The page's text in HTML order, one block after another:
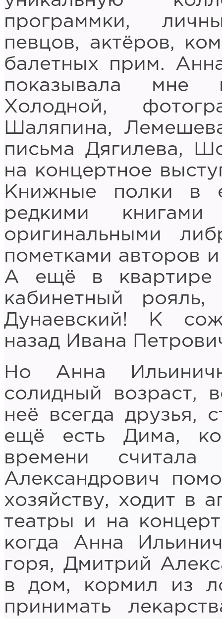
программки,
певцов, актёров,
балетных прим.
показывала мне
Холодной,
Шаляпина,
письма Дягилева,
на концертное
Книжные полки в
редкими
оригинальными
пометками авторов
А ещё в квартире
кабинетный
Дунаевский! К
назад Ивана
Но Анна
солидный возраст,
неё всегда друзья,
ещё есть Дима,
времени считала
Александрович
хозяйству, ходит в
театры и на
когда Анна
горя, Дмитрий
в дом, кормил из
принимать